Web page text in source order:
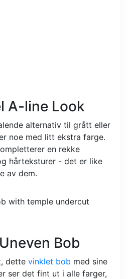
A-line Look
alternativ til grått eller
noe med litt ekstra farge.
en rekke
hårteksturer - det er like
av dem.
Bob
dette vinklet bob med sine
ser det fint ut i alle farger,